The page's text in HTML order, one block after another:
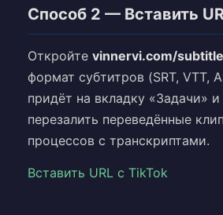
Способ 2 — Вставить
Откройте vinnervi.com/
формат субтитров (SRT, VTT,
придёт на вкладку «Задачи»
перезалить переведённые
процессов с транскриптами.
Вставить URL с TikTok